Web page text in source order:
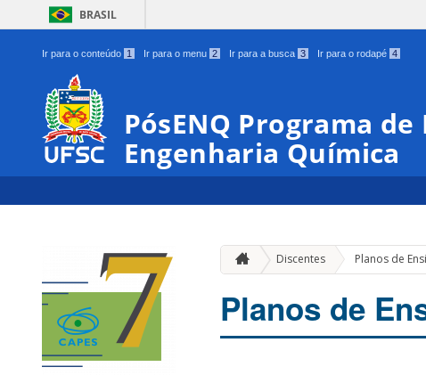
BRASIL
Ir para o conteúdo 1 Ir para o menu 2 Ir para a busca 3 Ir para o rodapé 4
PósENQ Programa
Engenharia Química
Discentes Planos de
Planos de